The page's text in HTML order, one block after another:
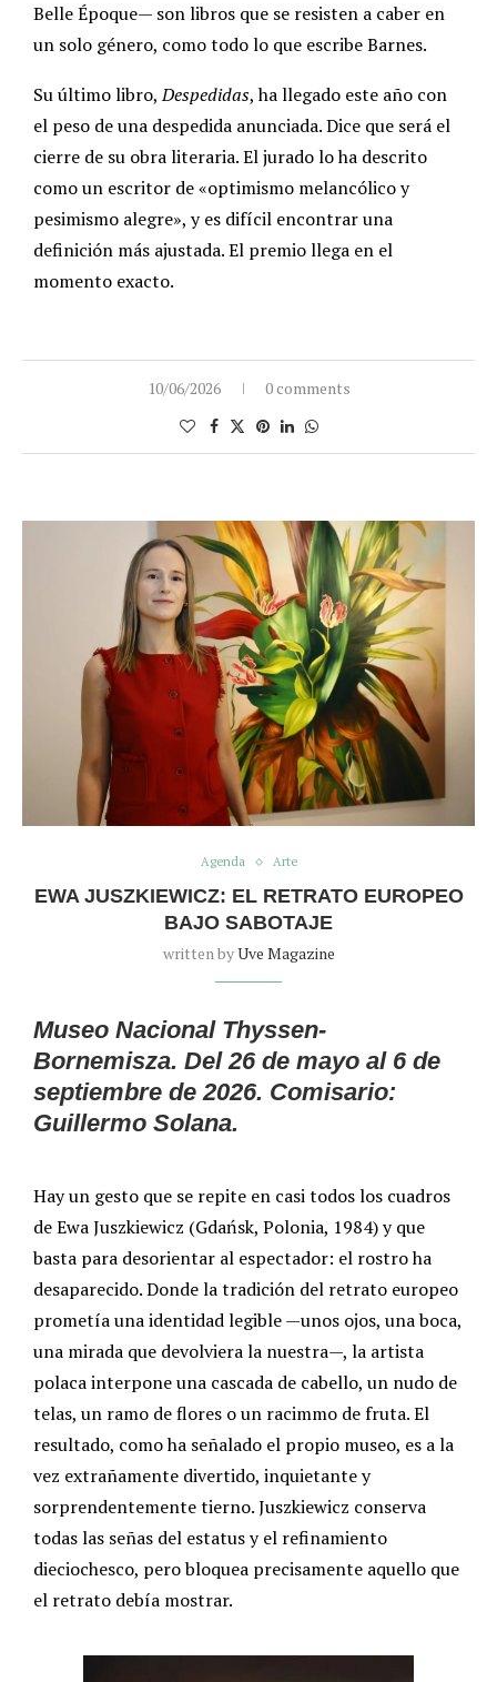
Belle Époque— son libros que se resisten a caber en
un solo género, como todo lo que escribe Barnes.
Su último libro,Despedidas, ha llegado este año con
el peso de una despedida anunciada. Dice que será el
cierre de su obra literaria. El jurado lo ha descrito
como un escritor de «optimismo melancólico y
pesimismo alegre», y es difícil encontrar una
definición más ajustada. El premio llega en el
momento exacto.
10/06/2026 0 comments
Agenda Arte
EWA JUSZKIEWICZ: EL RETRATO EUROPEO
BAJO SABOTAJE
written byUve Magazine
Museo Nacional Thyssen-
Bornemisza. Del 26 de mayo al 6 de
septiembre de 2026. Comisario:
Guillermo Solana.
Hay un gesto que se repite en casi todos los cuadros
de Ewa Juszkiewicz (Gdańsk, Polonia, 1984) y que
basta para desorientar al espectador: el rostro ha
desaparecido. Donde la tradición del retrato europeo
prometía una identidad legible —unos ojos, una boca,
una mirada que devolviera la nuestra—, la artista
polaca interpone una cascada de cabello, un nudo de
telas, un ramo de flores o un racimmo de fruta. El
resultado, como ha señalado el propio museo, es a la
vez extrañamente divertido, inquietante y
sorprendentemente tierno. Juszkiewicz conserva
todas las señas del estatus y el refinamiento
dieciochesco, pero bloquea precisamente aquello que
el retrato debía mostrar.